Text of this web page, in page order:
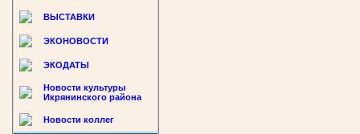
ВЫСТАВКИ
ЭКОНОВОСТИ
ЭКОДАТЫ
Новости культуры
Икрянинского района
Новости коллег